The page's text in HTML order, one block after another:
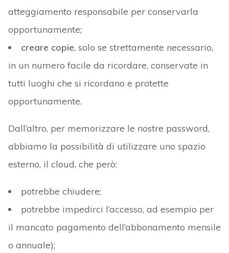
atteggiamento responsabile per conservarla
opportunamente;
creare copie, solo se strettamente necessario,
in un numero facile da ricordare, conservate in
tutti luoghi che si ricordano e protette
opportunamente.
Dall’altro, per memorizzare le nostre password,
abbiamo la possibilità di utilizzare uno spazio
esterno, il cloud, che però:
potrebbe chiudere;
potrebbe impedirci l’accesso, ad esempio per
il mancato pagamento dell’abbonamento mensile
o annuale);